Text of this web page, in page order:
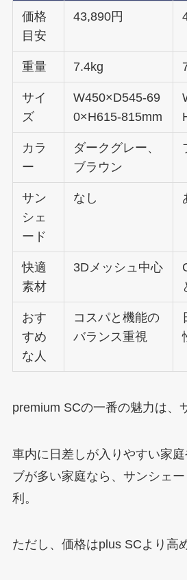
価格
目安
43,890円
重量 7.4kg
サイ
ズ
W450×D545-69
0×H615-815mm
カラ
ー
ダークグレー、
ブラウン
サン
シェ
ード
なし
快適
素材
3Dメッシュ中心
おす
すめ
な人
コスパと機能の
バランス重視
premium SCの一番の魅力は、
車内に日差しが入りやすい家
ブが多い家庭なら、サンシェ
利。
ただし、価格はplus SCより高